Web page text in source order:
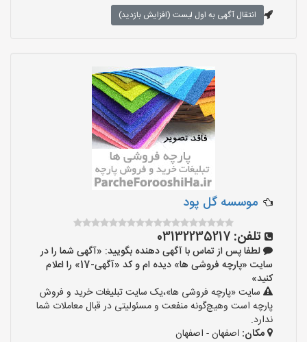
انتقال آگهی به اول لیست (افزایش بازدید)
موسسه گل پود
تلفن: 03132235217
لطفا پس از تماس با آگهی دهنده بگویید: «آگهی شما را در
سایت «پارچه فروشی ها» دیده ام و کد «آگهی-17» را اعلام
کنید»
سایت «پارچه فروشی ها»،یک سایت تبلیغات خرید و فروش
پارچه است وهیچ‌گونه منفعت و مسئولیتی در قبال معاملات شما
ندارد.
مکان: اصفهان - اصفهان